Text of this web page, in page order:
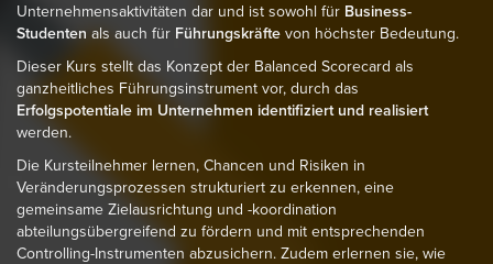
Unternehmensaktivitäten dar und ist sowohl für Business-
Studenten als auch für Führungskräfte von höchster Bedeutung.
Dieser Kurs stellt das Konzept der Balanced Scorecard als
ganzheitliches Führungsinstrument vor, durch das
Erfolgspotentiale im Unternehmen identifiziert und realisiert
werden.
Die Kursteilnehmer lernen, Chancen und Risiken in
Veränderungsprozessen strukturiert zu erkennen, eine
gemeinsame Zielausrichtung und -koordination
abteilungsübergreifend zu fördern und mit entsprechenden
Controlling-Instrumenten abzusichern. Zudem erlernen sie, wie